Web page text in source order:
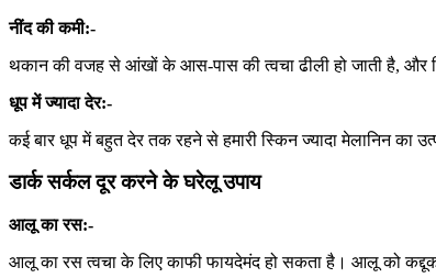
नींद की कमी:-
थकान की वजह से आंखों के आस-पास की त्वचा ढीली हो जाती है, और
धूप में ज्यादा देर:-
कई बार धूप में बहुत देर तक रहने से हमारी स्किन ज्यादा मेलानिन का
डार्क सर्कल दूर करने के घरेलू उपाय
आलू का रस:-
आलू का रस त्वचा के लिए काफी फायदेमंद हो सकता है। आलू को